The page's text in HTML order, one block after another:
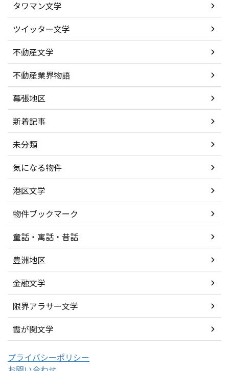
タワマン文学
ツイッター文学
不動産文学
不動産業界物語
幕張地区
新着記事
未分類
気になる物件
港区文学
物件ブックマーク
童話・寓話・昔話
豊洲地区
金融文学
限界アラサー文学
霞が関文学
プライバシーポリシー